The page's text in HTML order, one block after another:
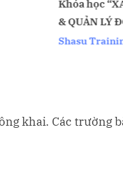
Khóa học
& QUẢN LÝ
BÁN HÀNG TẠI
Shasu Training
khai. Các trường